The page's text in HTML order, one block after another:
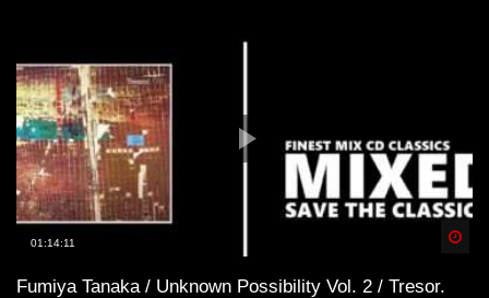
01:14:11
Fumiya Tanaka / Unknown Possibility Vol. 2 / Tresor.